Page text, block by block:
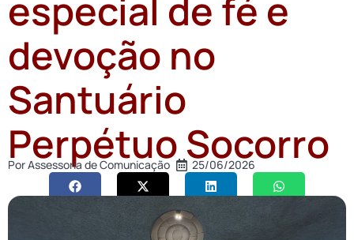
especial de fé e
devoção no
Santuário
Perpétuo Socorro
PorAssessoria de Comunicação 25/06/2026